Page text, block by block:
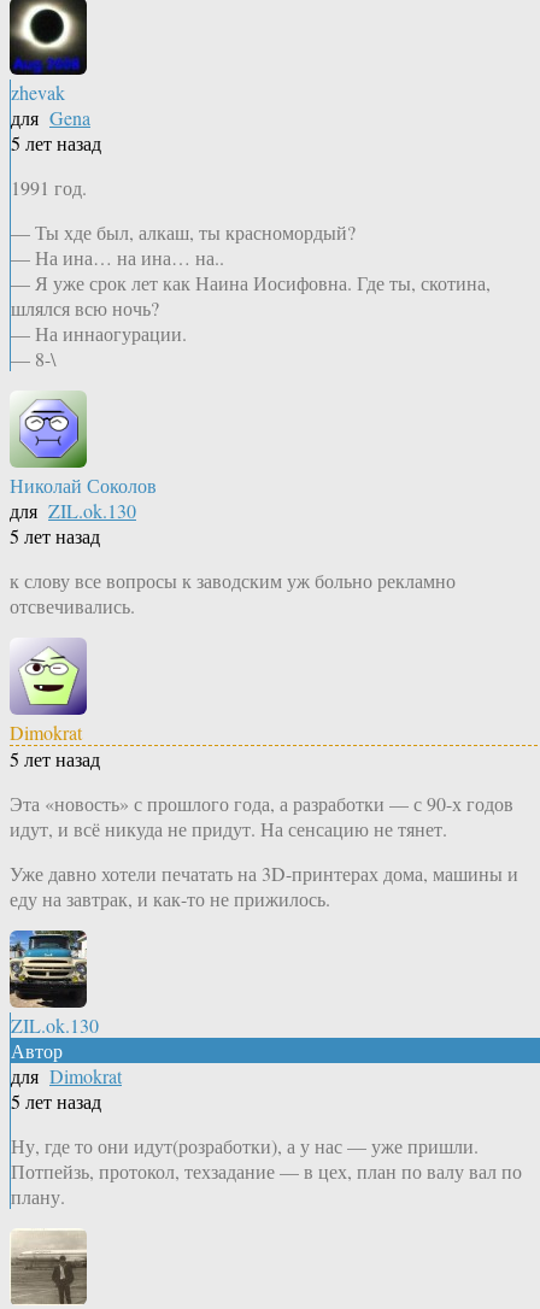
zhevak
для Gena
5 лет назад
1991 год.
— Ты хде был, алкаш, ты красномордый?
— На ина… на ина… на..
— Я уже срок лет как Наина Иосифовна. Где ты, скотина,
шлялся всю ночь?
— На иннаогурации.
— 8-\
Николай Соколов
для ZIL.ok.130
5 лет назад
к слову все вопросы к заводским уж больно рекламно
отсвечивались.
Dimokrat
5 лет назад
Эта «новость» с прошлого года, а разработки — с 90-х годов
идут, и всё никуда не придут. На сенсацию не тянет.
Уже давно хотели печатать на 3D-принтерах дома, машины и
еду на завтрак, и как-то не прижилось.
ZIL.ok.130
Автор
для Dimokrat
5 лет назад
Ну, где то они идут(розработки), а у нас — уже пришли.
Потпейзь, протокол, техзадание — в цех, план по валу вал по
плану.